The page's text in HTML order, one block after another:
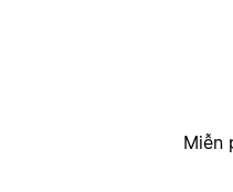
Miễn